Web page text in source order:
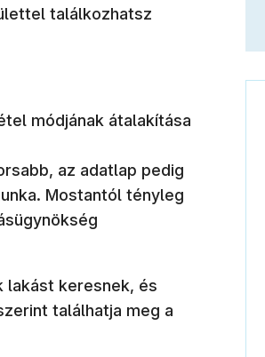
találkozhatsz
módjának átalakítása
az adatlap pedig
Mostantól tényleg
lakást keresnek, és
találhatja meg a